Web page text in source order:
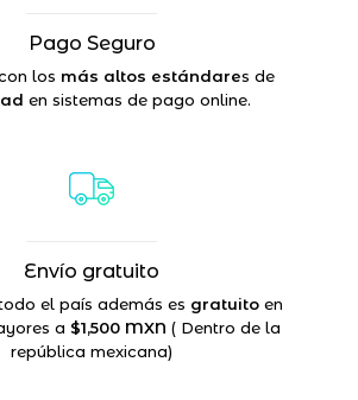
Pago Seguro
los más altos estándares de
en sistemas de pago online.
Envío gratuito
el país además es gratuito en
a $1,500 MXN ( Dentro de la
república mexicana)